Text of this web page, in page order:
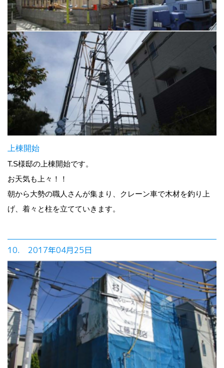
上棟開始
T.S様邸の上棟開始です。
お天気も上々！！
朝から大勢の職人さんが集まり、クレーン車で木材を釣り上
げ、着々と柱を立てていきます。
10. 2017年04月25日